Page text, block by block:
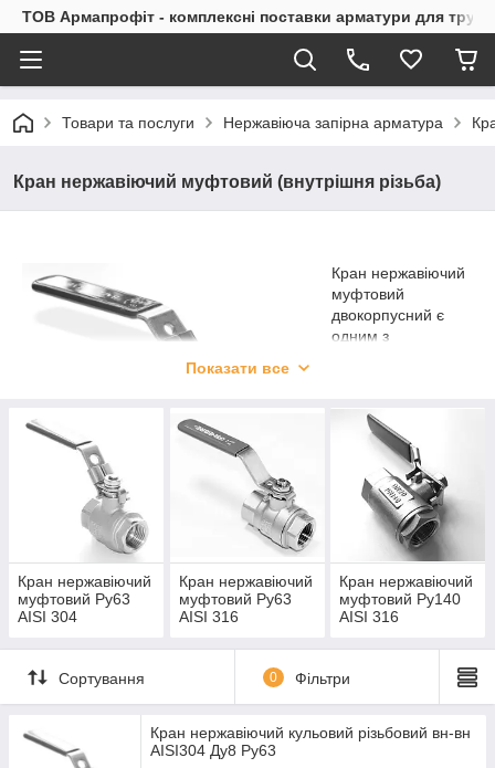
ТОВ Армапрофіт - комплексні поставки арматури для
Товари та послуги Нержавіюча запірна арматура
Кран нержавіючий муфтовий (внутрішня різьба)
Кран нержавіючий
муфтовий
двокорпусний є
одним з
нержавіючої сталі.
Як і всі крани,
крани муфтові з
нержавіючої сталі
застосовуються
для повного
відкриття або
повного закриття
потоку, і не можуть
використовуватися
регулюючої
арматури.
муфтові різьбові
Показати все
Кран нержавіючий
муфтовий Ру63
AISI 304
Кран нержавіючий
муфтовий Ру63
AISI 316
Кран нержавіючий
муфтовий Ру140
AISI 316
Сортування 0 Фільтри
Кран нержавіючий кульовий різьбовий вн-вн
AISI304 Ду8 Ру63